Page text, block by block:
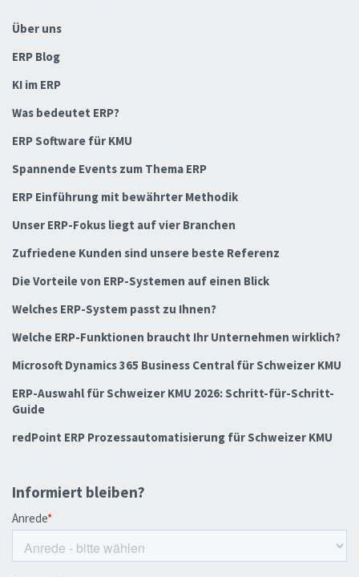
Über uns
ERP Blog
KI im ERP
Was bedeutet ERP?
ERP Software für KMU
Spannende Events zum Thema ERP
ERP Einführung mit bewährter Methodik
Unser ERP-Fokus liegt auf vier Branchen
Zufriedene Kunden sind unsere beste Referenz
Die Vorteile von ERP-Systemen auf einen Blick
Welches ERP-System passt zu Ihnen?
Welche ERP-Funktionen braucht Ihr Unternehmen wirklich?
Microsoft Dynamics 365 Business Central für Schweizer KMU
ERP-Auswahl für Schweizer KMU 2026: Schritt-für-Schritt-
Guide
redPoint ERP Prozessautomatisierung für Schweizer KMU
Informiert bleiben?